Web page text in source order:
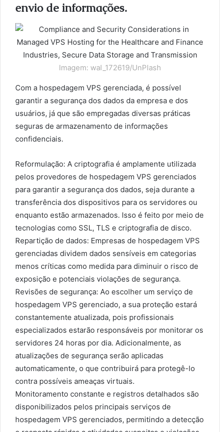
envio de informações.
Imagem: wal_172619/UnPlash
Com a hospedagem VPS gerenciada, é possível
garantir a segurança dos dados da empresa e dos
usuários, já que são empregadas diversas práticas
seguras de armazenamento de informações
confidenciais.
Reformulação: A criptografia é amplamente utilizada
pelos provedores de hospedagem VPS gerenciados
para garantir a segurança dos dados, seja durante a
transferência dos dispositivos para os servidores ou
enquanto estão armazenados. Isso é feito por meio de
tecnologias como SSL, TLS e criptografia de disco.
Repartição de dados: Empresas de hospedagem VPS
gerenciadas dividem dados sensíveis em categorias
menos críticas como medida para diminuir o risco de
exposição e potenciais violações de segurança.
Revisões de segurança: Ao escolher um serviço de
hospedagem VPS gerenciado, a sua proteção estará
constantemente atualizada, pois profissionais
especializados estarão responsáveis por monitorar os
servidores 24 horas por dia. Adicionalmente, as
atualizações de segurança serão aplicadas
automaticamente, o que contribuirá para protegê-lo
contra possíveis ameaças virtuais.
Monitoramento constante e registros detalhados são
disponibilizados pelos principais serviços de
hospedagem VPS gerenciados, permitindo a detecção